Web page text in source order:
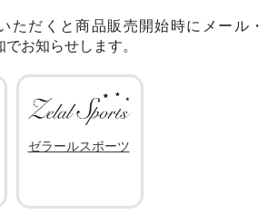
ただくと商品販売開始時にメール・
でお知らせします。
ゼラールスポーツ